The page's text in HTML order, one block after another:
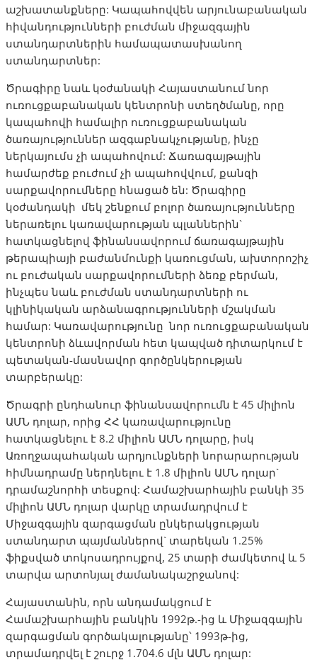
աշխատանքները: Կապահովվեն արյունաբանական
հիվանդությունների բուժման միջազգային
ստանդարտներին համապատասխանող
ստանդարտներ:
Ծրագիրը նաև կօժանակի Հայաստանում նոր
ուռուցքաբանական կենտրոնի ստեղծմանը, որը
կապահովի համալիր ուռուցքաբանական
ծառայություններ ազգաբնակչությանը, ինչը
ներկայումս չի ապահովում: Ճառագայթային
համարժեք բուժում չի ապահովվում, քանզի
սարքավորումները հնացած են: Ծրագիրը
կօժանդակի մեկ շենքում բոլոր ծառայությունները
ներառելու կառավարության պլաններին`
հատկացնելով ֆինանսավորում ճառագայթային
թերապիայի բաժանմունքի կառուցման, ախտորոշիչ
ու բուժական սարքավորումների ձեռք բերման,
ինչպես նաև բուժման ստանդարտների ու
կլինիկական արձանագրությունների մշակման
համար: Կառավարությունը նոր ուռուցքաբանական
կենտրոնի ձևավորման հետ կապված դիտարկում է
պետական-մասնավոր գործընկերության
տարբերակը:
Ծրագրի ընդհանուր ֆինանսավորումն է 45 միլիոն
ԱՄՆ դոլար, որից ՀՀ կառավարությունը
հատկացնելու է 8.2 միլիոն ԱՄՆ դոլարը, իսկ
Առողջապահական արդյունքների նորարարության
հիմնադրամը ներդնելու է 1.8 միլիոն ԱՄՆ դոլար`
դրամաշնորհի տեսքով: Համաշխարհային բանկի 35
միլիոն ԱՄՆ դոլար վարկը տրամադրվում է
Միջազգային զարգացման ընկերակցության
ստանդարտ պայմաններով` տարեկան 1.25%
ֆիքսված տոկոսադրույքով, 25 տարի ժամկետով և 5
տարվա արտոնյալ ժամանակաշրջանով:
Հայաստանին, որն անդամակցում է
Համաշխարհային բանկին 1992թ.-ից և Միջազգային
զարգացման գործակալությանը՝ 1993թ-ից,
տրամադրվել է շուրջ 1.704.6 մլն ԱՄՆ դոլար: